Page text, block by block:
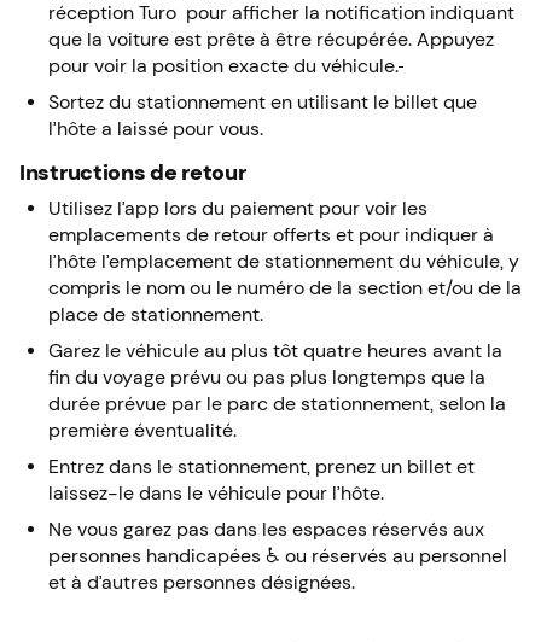
réception Turo pour afficher la notification indiquant
que la voiture est prête à être récupérée. Appuyez
pour voir la position exacte du véhicule.
Sortez du stationnement en utilisant le billet que
l’hôte a laissé pour vous.
Instructions de retour
Utilisez l’app lors du paiement pour voir les
emplacements de retour offerts et pour indiquer à
l’hôte l’emplacement de stationnement du véhicule, y
compris le nom ou le numéro de la section et/ou de la
place de stationnement.
Garez le véhicule au plus tôt quatre heures avant la
fin du voyage prévu ou pas plus longtemps que la
durée prévue par le parc de stationnement, selon la
première éventualité.
Entrez dans le stationnement, prenez un billet et
laissez-le dans le véhicule pour l’hôte.
Ne vous garez pas dans les espaces réservés aux
personnes handicapées ♿ ou réservés au personnel
et à d’autres personnes désignées.